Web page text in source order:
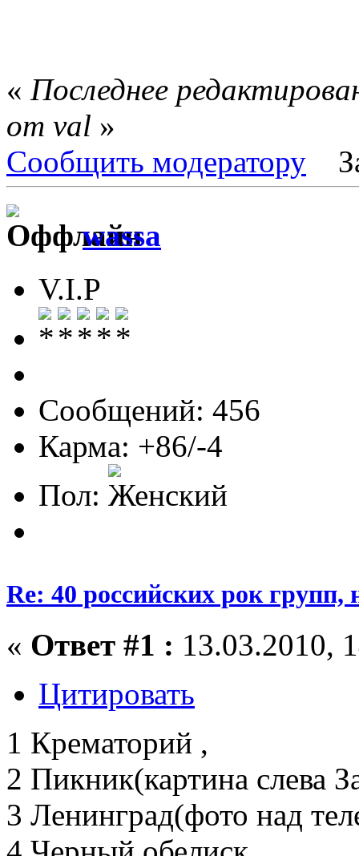
« Последнее
от val »
Сообщить модератору
wassa
V.I.P
Сообщений: 456
Карма: +86/-4
Пол:
Re: 40 российских рок групп,
« Ответ #1 : 13.03.2010,
Цитировать
1 Крематорий ,
2 Пикник(картина слева
3 Ленинград(фото над